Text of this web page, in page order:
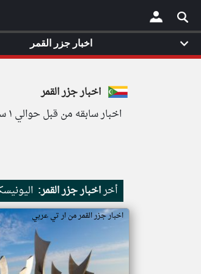
×
اخبار جزر القمر
اخبار سابقه من قبل حوالي ١ ساعة
أخراخبار جزر القمر:
اخبار جزر القمر من ار تي عربي
اخبار جزر القمر